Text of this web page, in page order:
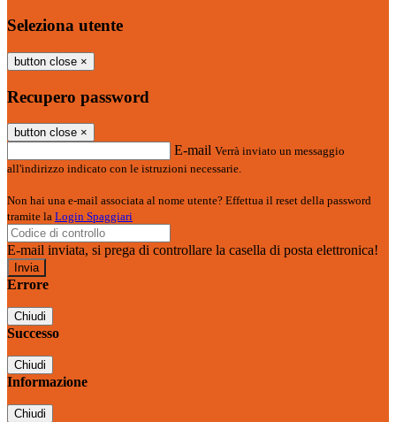
Seleziona utente
button close ×
Recupero password
button close ×
E-mail Verrà inviato un messaggio
all'indirizzo indicato con le istruzioni necessarie.
Non hai una e-mail associata al nome utente? Effettua il reset della password
tramite la Login Spaggiari
E-mail inviata, si prega di controllare la casella di posta elettronica!
Errore
Chiudi
Successo
Chiudi
Informazione
Chiudi